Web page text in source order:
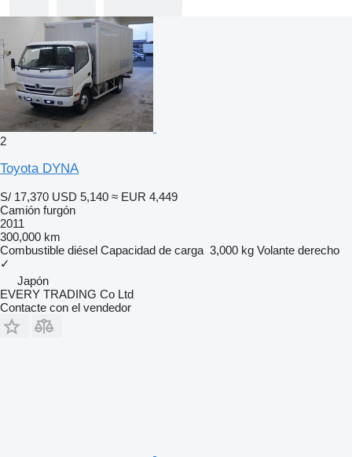
2
Toyota DYNA
S/ 17,370 USD 5,140 ≈ EUR 4,449
Camión furgón
2011
300,000 km
Combustible diésel Capacidad de carga 3,000 kg Volante derecho
✓
Japón
EVERY TRADING Co Ltd
Contacte con el vendedor